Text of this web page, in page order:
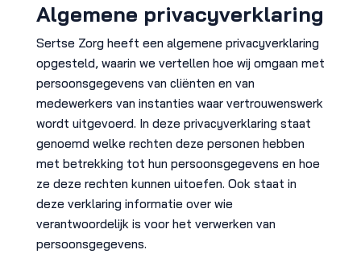
Algemene privacyverklaring
Sertse Zorg heeft een algemene privacyverklaring
opgesteld, waarin we vertellen hoe wij omgaan met
persoonsgegevens van cliënten en van
medewerkers van instanties waar vertrouwenswerk
wordt uitgevoerd. In deze privacyverklaring staat
genoemd welke rechten deze personen hebben
met betrekking tot hun persoonsgegevens en hoe
ze deze rechten kunnen uitoefen. Ook staat in
deze verklaring informatie over wie
verantwoordelijk is voor het verwerken van
persoonsgegevens.